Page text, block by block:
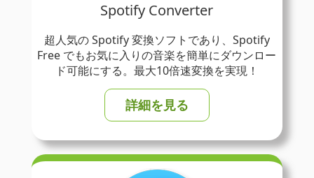
Spotify Converter
超人気の Spotify 変換ソフトであり、Spotify
Free でもお気に入りの音楽を簡単にダウンロー
ド可能にする。最大10倍速変換を実現！
詳細を見る